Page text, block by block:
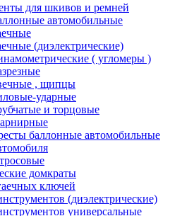
для шкивов и ремней
автомобильные
(диэлектрические)
( угломеры )
, щипцы
ударные
и торцовые
баллонные автомобильные
домкраты
ключей
(диэлектрические)
универсальные